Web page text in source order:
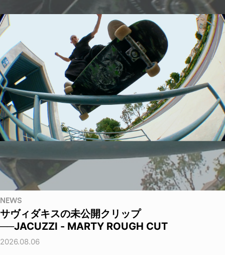
NEWS
サヴィダキスの未公開クリップ
──JACUZZI - MARTY ROUGH CUT
2026.08.06